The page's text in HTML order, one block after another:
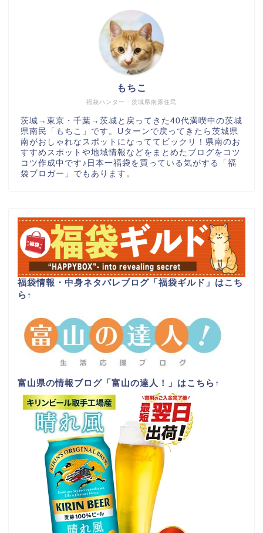
福袋ハンター・茨城県南原住民
もちこ
茨城→東京・千葉→茨城と戻ってきた40代満喫中の茨城
県南民「もちこ」です。Uターンで戻ってきたら茨城県
南がおしゃれなスポットになっててビックリ！県南のお
すすめスポットや地域情報などをまとめたブログをコツ
コツ作成中です♪日本一福袋を買っている気がする「福
袋ブロガー」でもあります。
福袋情報・中身ネタバレブログ「福袋ギルド」はこち
ら ↑
富山県の情報ブログ「富山の達人！」はこちら ↑